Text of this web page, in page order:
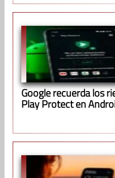
Google recuerda los
Play Protect en